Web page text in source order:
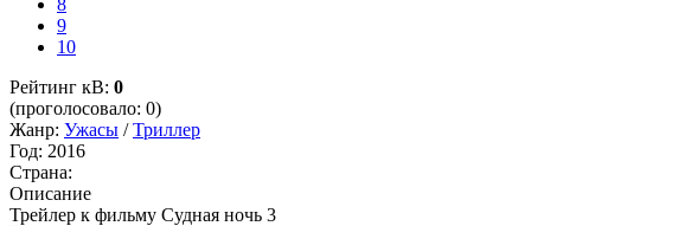
8
9
10
Рейтинг кВ: 0
(проголосовало: 0)
Жанр: Ужасы /Триллер
Год: 2016
Страна:
Описание
Трейлер к фильму Судная ночь 3